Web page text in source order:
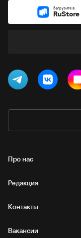
Загрузите в
RuStore
Про нас
Редакция
Контакты
Вакансии